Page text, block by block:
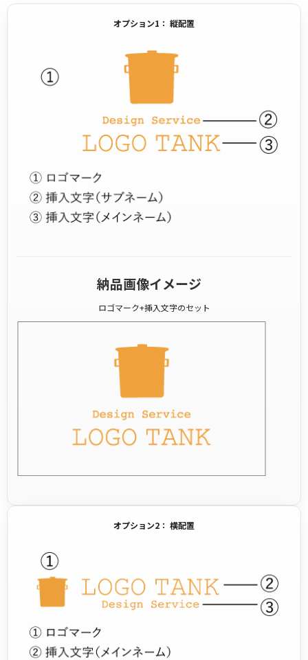
オプション1： 縦配置
納品画像イメージ
ロゴマーク+挿入文字のセット
オプション2： 横配置